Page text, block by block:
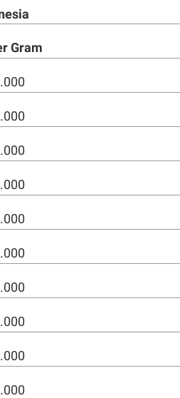
Gram